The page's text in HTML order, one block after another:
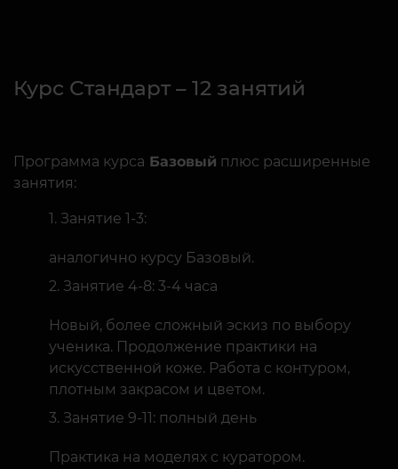
Курс Стандарт – 12 занятий
Программа курса Базовый плюс расширенные
занятия:
Занятие 1-3:
аналогично курсу Базовый.
Занятие 4-8: 3-4 часа
Новый, более сложный эскиз по выбору
ученика. Продолжение практики на
искусственной коже. Работа с контуром,
плотным закрасом и цветом.
Занятие 9-11: полный день
Практика на моделях с куратором.